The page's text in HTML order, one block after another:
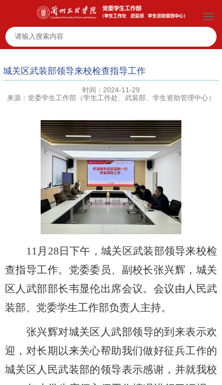
城关区武装部领导来校检查指导工作
时间：2024-11-29
来源：党委学生工作部（学生工作处、武装部、学生资助管理中心）
11 月 28 日下午，城关区武装部领导来校检
查指导工作。党委委员、副校长张兴辉 ，城关
区人武部部长韦显伦出席会议。 会议由人民武
装部、党委学生工作部负责人 主持。
张兴辉对城关区人武部领导的到来表示欢
迎，对长期以来关心帮助我们做好征兵工作的
城关区人民武装部的领导表示感谢 ， 并就我校